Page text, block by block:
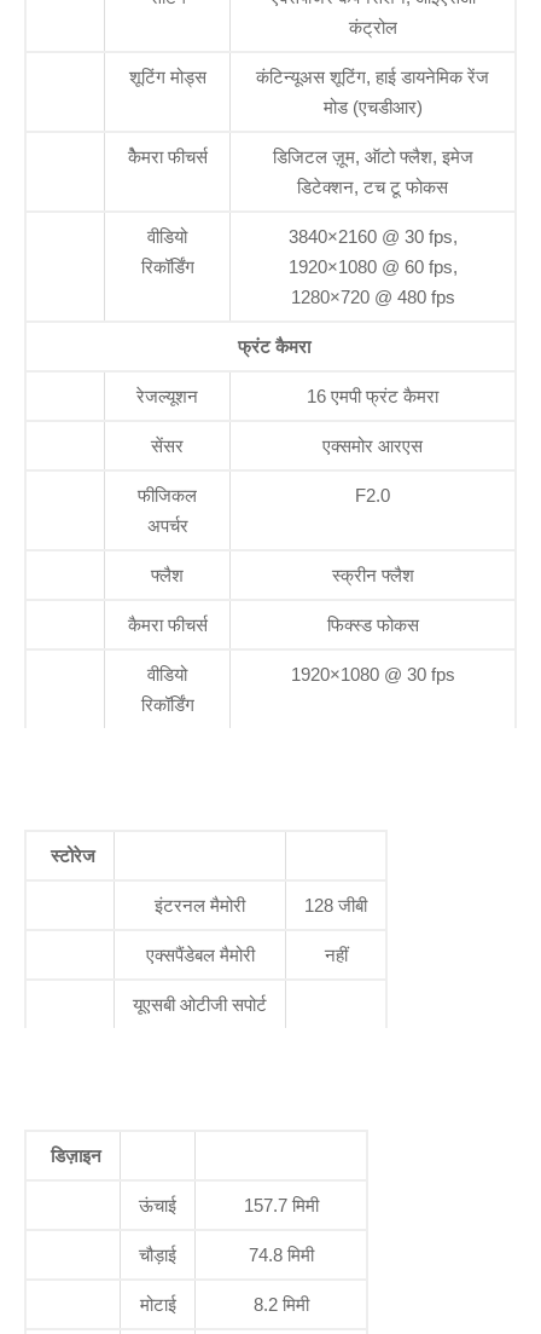
कंट्रोल
शूटिंग मोड्स
कंटिन्यूअस शूटिंग, हाई डायनेमिक रेंज
मोड (एचडीआर)
केैमरा फीचर्स
डिजिटल ज़ूम, ऑटो फ्लैश, इमेज
डिटेक्शन, टच टू फोकस
वीडियो
रिकॉर्डिंग
3840×2160 @ 30 fps,
1920×1080 @ 60 fps,
1280×720 @ 480 fps
फ्रंट कैमरा
रेजल्यूशन 16 एमपी फ्रंट कैमरा
सेंसर एक्समोर आरएस
फीजिकल
अपर्चर
F2.0
फ्लैश स्क्रीन फ्लैश
कैमरा फीचर्स फिक्स्ड फोकस
वीडियो
रिकॉर्डिंग
1920×1080 @ 30 fps
स्टोरेज
इंटरनल मैमोरी 128 जीबी
एक्सपैंडेबल मैमोरी नहीं
यूएसबी ओटीजी सपोर्ट
डिज़ाइन
ऊंचाई 157.7 मिमी
चौड़ाई 74.8 मिमी
मोटाई 8.2 मिमी